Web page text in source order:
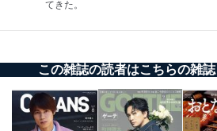
に特に必要がある場合であって
国の機関もしくは地方公共団体
た者が法令の定める事務を遂行
する必要がある場合であって、
により当該事務の遂行に支障を
き。
てきた。
この雑誌の読者はこちらの雑